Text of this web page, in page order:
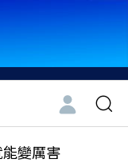
變厲害